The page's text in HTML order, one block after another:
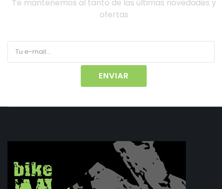
Te mantenemos al tanto de las últimas novedades y
ofertas
ENVIAR